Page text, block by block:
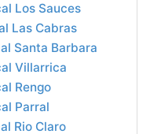
Los Sauces
Las Cabras
Santa Barbara
Villarrica
Rengo
Parral
Rio Claro